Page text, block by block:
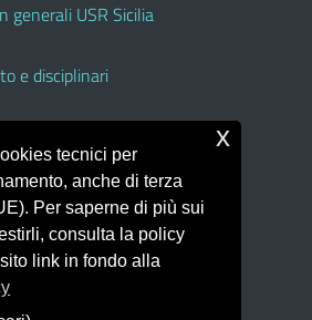
generali USR Sicilia
e disciplinari
della Sicilia
tecnici per
anche di terza
Per saperne di più sui
consulta la policy
link in fondo alla
x